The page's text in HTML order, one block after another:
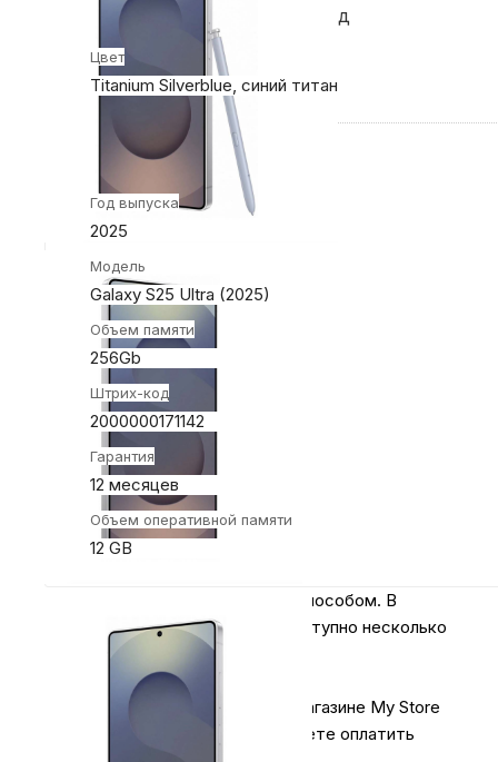
Конструкция и внешний вид
Цвет
Titanium Silverblue, синий титан
Общие характеристики
Год выпуска
2025
Модель
Galaxy S25 Ultra (2025)
Объем памяти
256Gb
Штрих-код
2000000171142
Гарантия
12 месяцев
Объем оперативной памяти
12 GB
Оплачивайте покупки удобным способом. В
интернет-магазине My Store доступно несколько
вариантов оплаты:
Наличными
При покупке в магазине My Store
или доставке курьером, вы можете оплатить